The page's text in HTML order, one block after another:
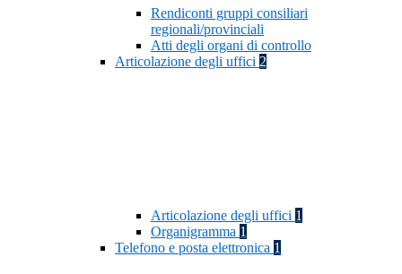
Rendiconti gruppi consiliari
regionali/provinciali
Atti degli organi di controllo
Articolazione degli uffici 2
Articolazione degli uffici 1
Organigramma 1
Telefono e posta elettronica 1